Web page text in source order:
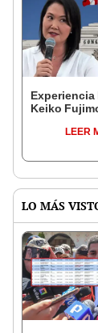
Experiencia
Keiko
LEER
LO MÁS